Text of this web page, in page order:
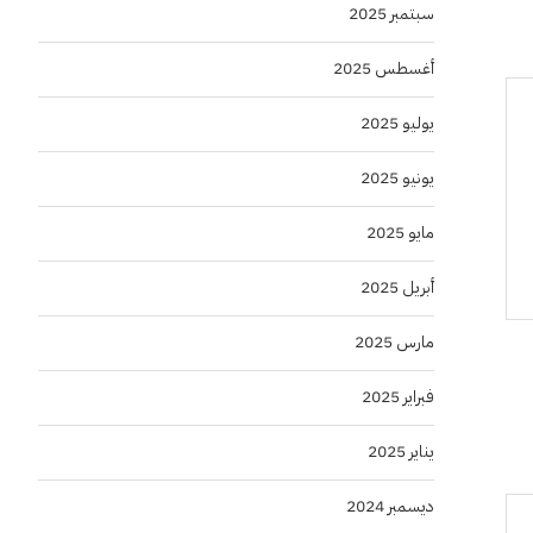
سبتمبر 2025
أغسطس 2025
يوليو 2025
يونيو 2025
مايو 2025
أبريل 2025
مارس 2025
فبراير 2025
يناير 2025
ديسمبر 2024